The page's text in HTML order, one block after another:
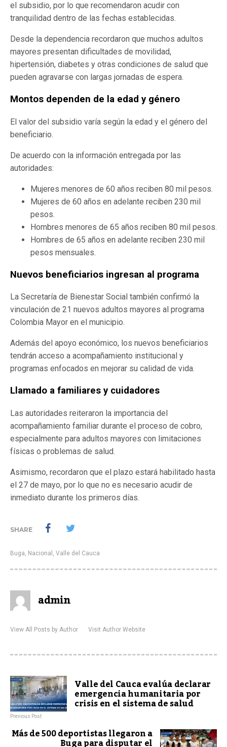
el subsidio, por lo que recomendaron acudir con
tranquilidad dentro de las fechas establecidas.
Desde la dependencia recordaron que muchos adultos
mayores presentan dificultades de movilidad,
hipertensión, diabetes y otras condiciones de salud que
pueden agravarse con largas jornadas de espera.
Montos dependen de la edad y género
El valor del subsidio varía según la edad y el género del
beneficiario.
De acuerdo con la información entregada por las
autoridades:
Mujeres menores de 60 años reciben 80 mil pesos.
Mujeres de 60 años en adelante reciben 230 mil
pesos.
Hombres menores de 65 años reciben 80 mil pesos.
Hombres de 65 años en adelante reciben 230 mil
pesos mensuales.
Nuevos beneficiarios ingresan al programa
La Secretaría de Bienestar Social también confirmó la
vinculación de 21 nuevos adultos mayores al programa
Colombia Mayor en el municipio.
Además del apoyo económico, los nuevos beneficiarios
tendrán acceso a acompañamiento institucional y
programas enfocados en mejorar su calidad de vida.
Llamado a familiares y cuidadores
Las autoridades reiteraron la importancia del
acompañamiento familiar durante el proceso de cobro,
especialmente para adultos mayores con limitaciones
físicas o problemas de salud.
Asimismo, recordaron que el plazo estará habilitado hasta
el 27 de mayo, por lo que no es necesario acudir de
inmediato durante los primeros días.
SHARE
Buga Nacional Valle del Cauca
admin
View All Posts by Author Visit Author Website
Valle del Cauca evalúa declarar
emergencia humanitaria por
crisis en el sistema de salud
Previous Post
Más de 500 deportistas llegaron a
Buga para disputar el